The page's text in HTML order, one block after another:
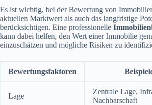
Es ist wichtig, bei der Bewertung von
aktuellen Marktwert als auch das langfristige
berücksichtigen. Eine professionelle
kann dabei helfen, den Wert einer Immobilie
einzuschätzen und mögliche Risiken zu
Bewertungsfaktoren
Lage
Zentrale Lage,
Nachbarschaft